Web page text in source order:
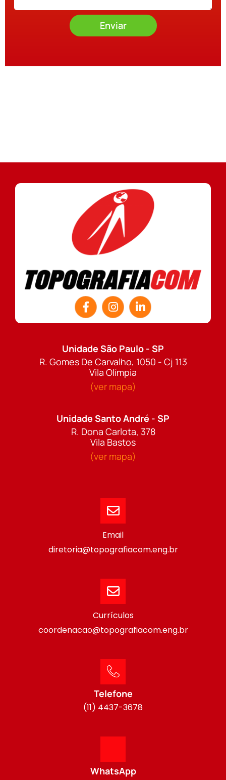
Enviar
Unidade São Paulo - SP
R. Gomes De Carvalho, 1050 - Cj 113
Vila Olímpia
(ver mapa)
Unidade Santo André - SP
R. Dona Carlota, 378
Vila Bastos
(ver mapa)
Email
diretoria@topografiacom.eng.br
Currículos
coordenacao@topografiacom.eng.br
Telefone
(11) 4437-3678
WhatsApp